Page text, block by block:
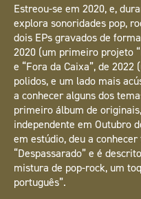
Estreou-se em 2020, e,
explora sonoridades pop,
dois EPs gravados de
2020 (um primeiro projeto
e “Fora da Caixa”, de
polidos, e um lado mais
a conhecer alguns dos
primeiro álbum de
independente em Outubro
em estúdio, deu a
“Despassarado” e é
mistura de pop-rock, um
português”.